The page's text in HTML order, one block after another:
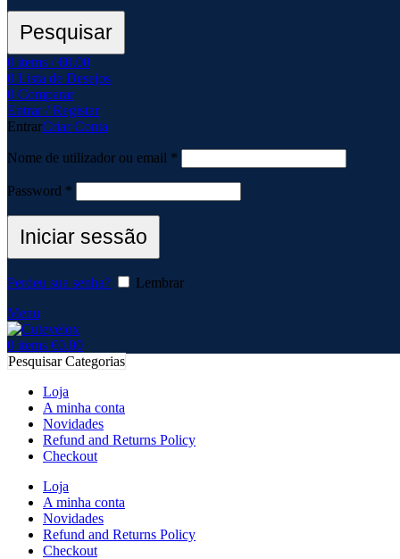
Pesquisar
0 items / €0.00
0 Lista de Desejos
0 Comparar
Entrar / Registar
EntrarCriar Conta
Nome de utilizador ou email *
Password *
Iniciar sessão
Perdeu sua senha?
Lembrar
Menu
0 items €0.00
Pesquisar Categorias
Loja
A minha conta
Novidades
Refund and Returns Policy
Checkout
Loja
A minha conta
Novidades
Refund and Returns Policy
Checkout